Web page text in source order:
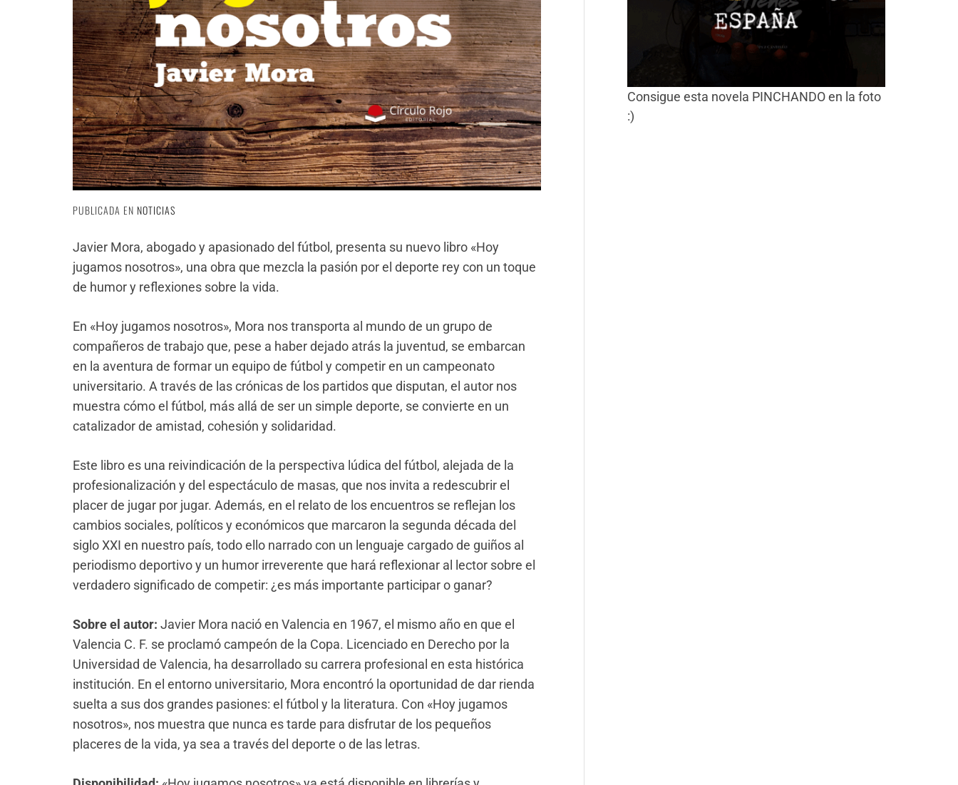
PUBLICADA EN NOTICIAS
Javier Mora, abogado y apasionado del fútbol, presenta su nuevo libro «Hoy
jugamos nosotros», una obra que mezcla la pasión por el deporte rey con un toque
de humor y reflexiones sobre la vida.
En «Hoy jugamos nosotros», Mora nos transporta al mundo de un grupo de
compañeros de trabajo que, pese a haber dejado atrás la juventud, se embarcan
en la aventura de formar un equipo de fútbol y competir en un campeonato
universitario. A través de las crónicas de los partidos que disputan, el autor nos
muestra cómo el fútbol, más allá de ser un simple deporte, se convierte en un
catalizador de amistad, cohesión y solidaridad.
Este libro es una reivindicación de la perspectiva lúdica del fútbol, alejada de la
profesionalización y del espectáculo de masas, que nos invita a redescubrir el
placer de jugar por jugar. Además, en el relato de los encuentros se reflejan los
cambios sociales, políticos y económicos que marcaron la segunda década del
siglo XXI en nuestro país, todo ello narrado con un lenguaje cargado de guiños al
periodismo deportivo y un humor irreverente que hará reflexionar al lector sobre el
verdadero significado de competir: ¿es más importante participar o ganar?
Sobre el autor: Javier Mora nació en Valencia en 1967, el mismo año en que el
Valencia C. F. se proclamó campeón de la Copa. Licenciado en Derecho por la
Universidad de Valencia, ha desarrollado su carrera profesional en esta histórica
institución. En el entorno universitario, Mora encontró la oportunidad de dar rienda
suelta a sus dos grandes pasiones: el fútbol y la literatura. Con «Hoy jugamos
nosotros», nos muestra que nunca es tarde para disfrutar de los pequeños
placeres de la vida, ya sea a través del deporte o de las letras.
Consigue esta novela PINCHANDO en la foto
:)